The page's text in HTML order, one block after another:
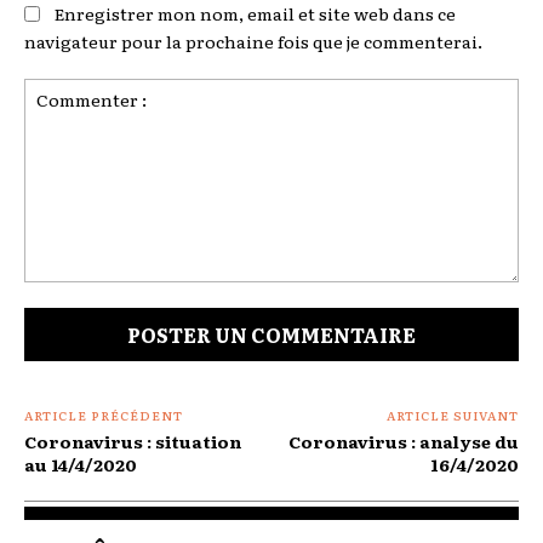
Enregistrer mon nom, email et site web dans ce
navigateur pour la prochaine fois que je commenterai.
ARTICLE PRÉCÉDENT
Coronavirus : situation
au 14/4/2020
ARTICLE SUIVANT
Coronavirus : analyse du
16/4/2020